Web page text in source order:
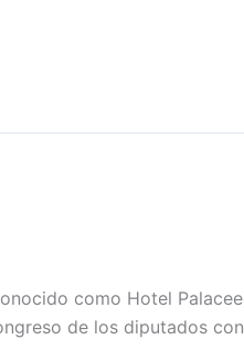
como Hotel
de los diputados